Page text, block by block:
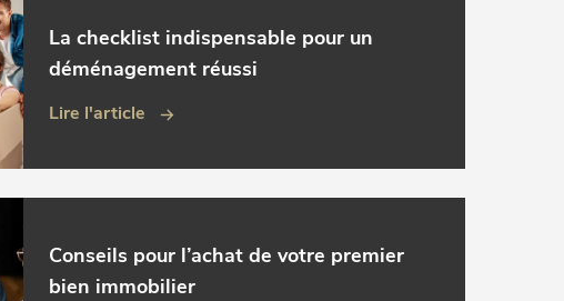
La checklist indispensable pour un
déménagement réussi
Lire l'article
Conseils pour l’achat de votre premier
bien immobilier